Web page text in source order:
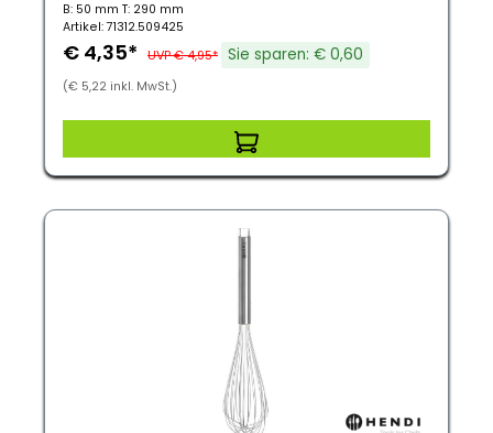
B: 50 mm T: 290 mm
Artikel: 71312.509425
€ 4,35* UVP € 4,95* Sie sparen: € 0,60
(€ 5,22 inkl. MwSt.)